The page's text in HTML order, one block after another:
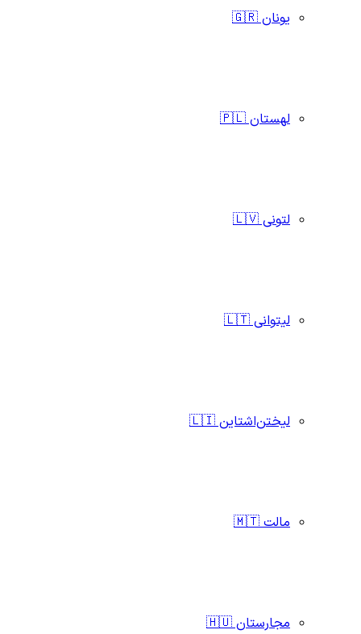
یونان 🇬🇷
لهستان 🇵🇱
لتونی 🇱🇻
لیتوانی 🇱🇹
لیختن‌اشتاین 🇱🇮
مالت 🇲🇹
مجارستان 🇭🇺